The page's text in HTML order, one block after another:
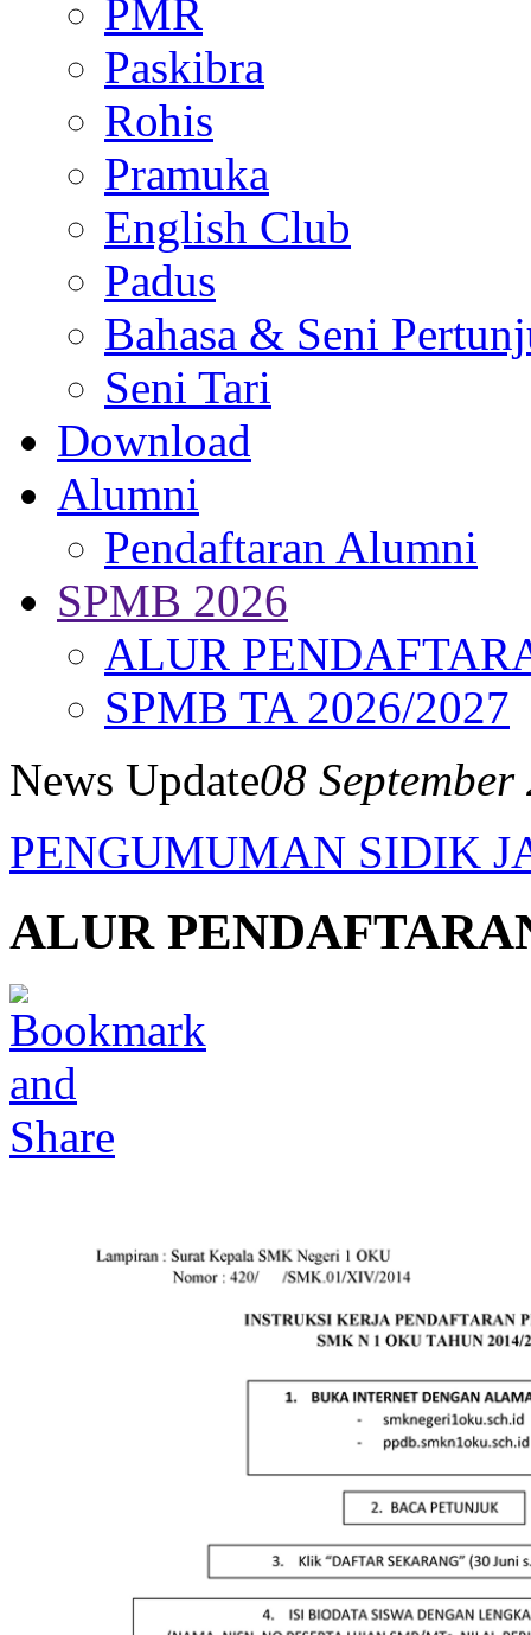
PMR
Paskibra
Rohis
Pramuka
English Club
Padus
Bahasa & Seni
Seni Tari
Download
Alumni
Pendaftaran Alumni
SPMB 2026
ALUR
SPMB TA 2026/2027
News Update08
PENGUMUMAN SIDIK
ALUR